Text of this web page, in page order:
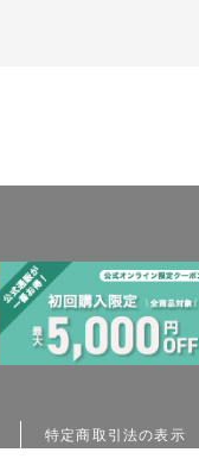
特定商取引法の表示